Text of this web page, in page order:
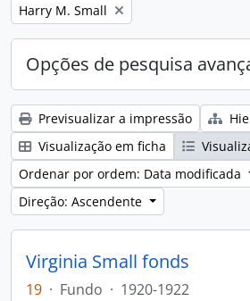
Remove filter:
Harry M. Small
Opções de pesquisa
Previsualizar a impressão
Visualização em ficha
Ordenar por ordem: Data modificada
Direção: Ascendente
Virginia Small fonds
19 · Fundo · 1920-1922